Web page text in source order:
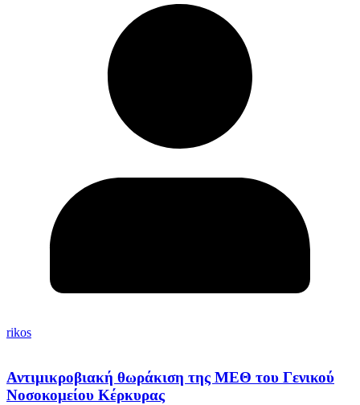
rikos
Αντιμικροβιακή θωράκιση της ΜΕΘ του Γενικού
Νοσοκομείου Κέρκυρας